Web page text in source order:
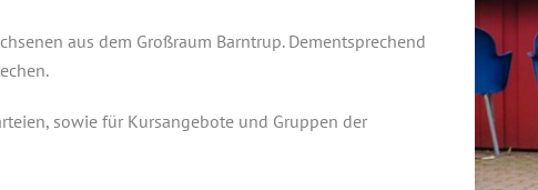
aus dem Großraum Barntrup. Dementsprechend
sowie für Kursangebote und Gruppen der